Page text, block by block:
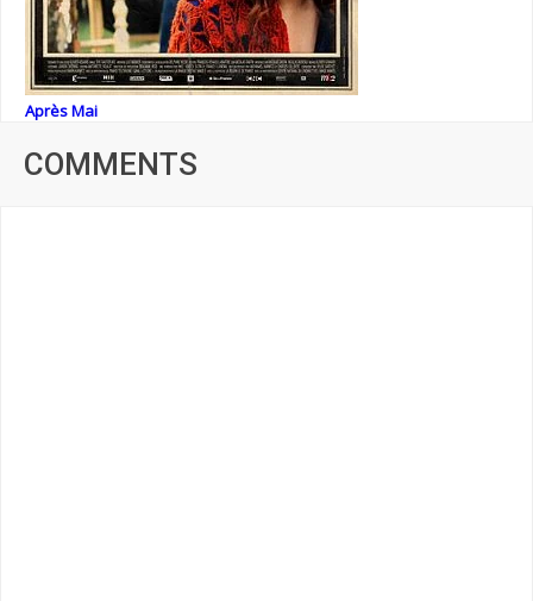
Après Mai
COMMENTS